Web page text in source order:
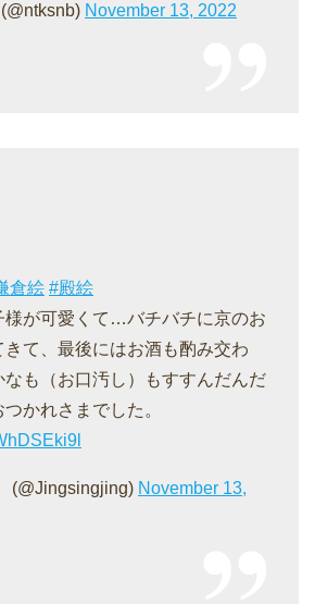
November 13, 2022
倉絵 #殿絵
様が可愛くて…バチバチに京のお
て、最後にはお酒も酌み交わ
なも（お口汚し）もすすんだんだ
かれさまでした。
(@Jingsingjing) November 13,